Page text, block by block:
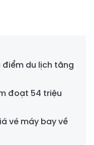
điểm du lịch tăng
đoạt 54 triệu
vé máy bay về